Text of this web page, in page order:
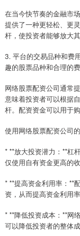
在当今快节奏的金融市
提供了一种更轻松、更
杆，使投资者能够放大
3. 平台的交易品种和费
趣的股票品种和合理的
网络股票配资公司通常
意味着投资者可以根据
杆。配资资金可以用于
使用网络股票配资公司
* **放大投资潜力：**杠
仅使用自有资金更高的收
* **提高资金利用率：**
资，从而提高资金利用率
* **降低投资成本：**网
可以降低投资者的整体成